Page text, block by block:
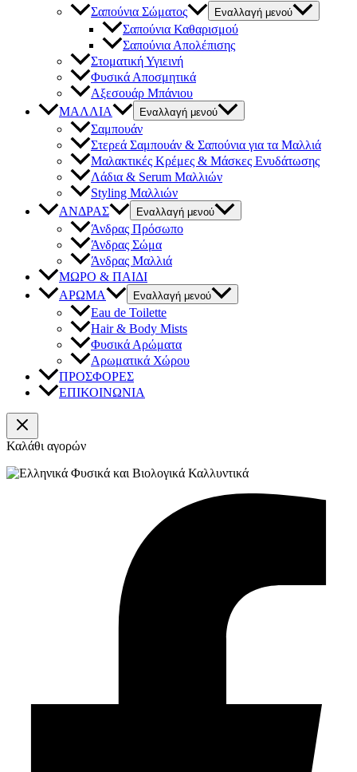
Σαπούνια Σώματος Εναλλαγή μενού
Σαπούνια Καθαρισμού
Σαπούνια Απολέπισης
Στοματική Υγιεινή
Φυσικά Αποσμητικά
Αξεσουάρ Μπάνιου
ΜΑΛΛΙΑ
Εναλλαγή μενού
Σαμπουάν
Στερεά Σαμπουάν & Σαπούνια για τα Μαλλιά
Μαλακτικές Κρέμες & Μάσκες Ενυδάτωσης
Λάδια & Serum Μαλλιών
Styling Μαλλιών
ΑΝΔΡΑΣ
Εναλλαγή μενού
Άνδρας Πρόσωπο
Άνδρας Σώμα
Άνδρας Μαλλιά
ΜΩΡΟ & ΠΑΙΔΙ
ΑΡΩΜΑ
Εναλλαγή μενού
Eau de Toilette
Hair & Body Mists
Φυσικά Αρώματα
Αρωματικά Χώρου
ΠΡΟΣΦΟΡΕΣ
ΕΠΙΚΟΙΝΩΝΙΑ
Καλάθι αγορών